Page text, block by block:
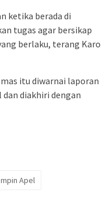
ketika berada di
tugas agar bersikap
berlaku, terang Karo
itu diwarnai laporan
diakhiri dengan
Apel